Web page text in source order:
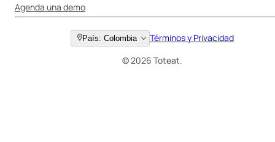
Agenda una demo
País: Colombia
Términos y Privacidad
© 2026 Toteat.